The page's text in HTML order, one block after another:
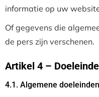
informatie op uw
Of gegevens die
de pers zijn verschenen.
Artikel 4 –
4.1. Algemene